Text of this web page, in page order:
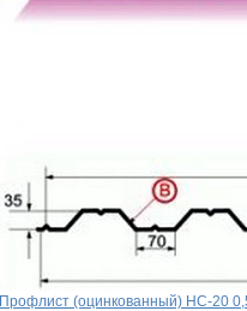
Профлист (оцинкованный) НС-20